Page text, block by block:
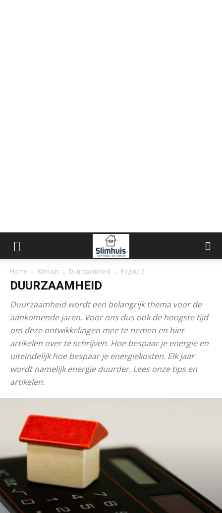
Home Klimaat Duurzaamheid Pagina 5
DUURZAAMHEID
Duurzaamheid wordt een belangrijk thema voor de
aankomende jaren. Voor ons dus ook de hoogste tijd
om deze ontwikkelingen mee te nemen en hier
artikelen over te schrijven. Hoe bespaar je energie en
uiteindelijk hoe bespaar je energiekosten. Elk jaar
wordt namelijk energie duurder. Lees onze tips en
artikelen.